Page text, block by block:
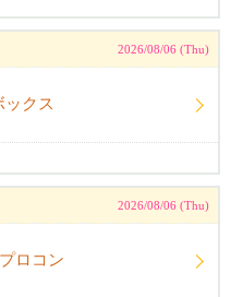
2026/08/06 (Thu)
ックス
2026/08/06 (Thu)
ロコン